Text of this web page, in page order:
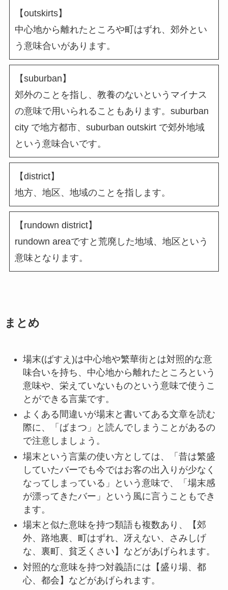
【outskirts】
中心地から離れたところや町はずれ、郊外とい
う意味合いがあります。
【suburban】
郊外のことを指し、教養のないというマイナス
の意味で用いられることもあります。suburban
city で地方都市、suburban outskirt で郊外地域
という意味合いです。
【district】
地方、地区、地域のことを指します。
【rundown district】
rundown areaですと荒廃した地域、地区という
意味となります。
まとめ
場末(ばすえ)は中心地や繁華街とは対照的な意
味合いを持ち、中心地から離れたところという
意味や、栄えていないものという意味で使うこ
とができる言葉です。
よくある間違いが場末と書いてある文章を読む
際に、「ばまつ」と読んでしまうことがあるの
で注意しましょう。
場末という言葉の使い方としては、「昔は繁盛
していたバーでも今ではお客の出入りが少なく
なってしまっている」という意味で、「場末感
が漂ってきたバー」という風に言うこともでき
ます。
場末と似た意味を持つ類語も複数あり、【郊
外、路地裏、町はずれ、冴えない、さみしげ
な、裏町、貧乏くさい】などがあげられます。
対照的な意味を持つ対義語には【盛り場、都
心、都会】などがあげられます。